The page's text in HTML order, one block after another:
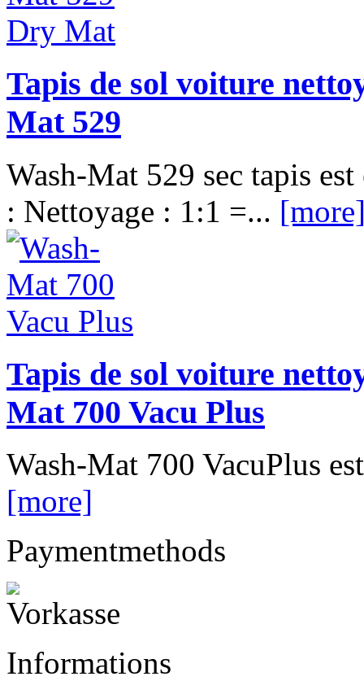
Tapis de sol voiture
Mat 529
Wash-Mat 529 sec tapis
: Nettoyage : 1:1 =...
Tapis de sol voiture
Mat 700 Vacu Plus
Wash-Mat 700 VacuPlus
[more]
Paymentmethods
Informations